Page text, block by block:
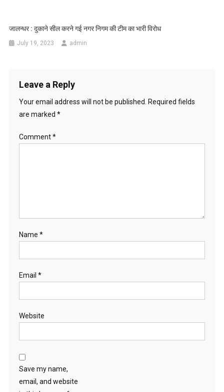
जालन्धर : दुकाने सील करने गई नगर निगम की टीम का भारी विरोध
July 19, 2023 admin
Leave a Reply
Your email address will not be published.
Required fields
are marked *
Comment*
Name *
Email *
Website
Save my name,
email, and website